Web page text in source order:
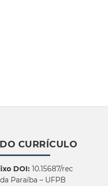
CURRÍCULO
DOI:10.15687/rec
Paraíba – UFPB